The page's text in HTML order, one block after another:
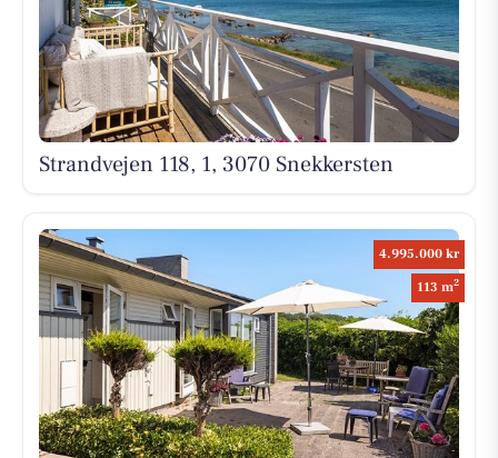
Strandvejen 118, 1, 3070 Snekkersten
4.995.000 kr
113 m2